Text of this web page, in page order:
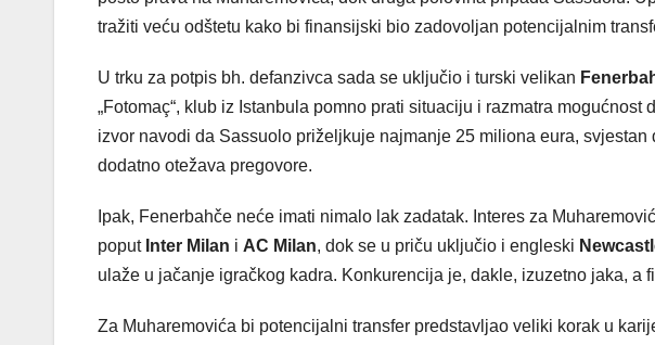
tražiti veću odštetu kako bi finansijski bio zadovoljan potencijalnim
U trku za potpis bh. defanzivca sada se uključio i turski velikan
„Fotomaç“, klub iz Istanbula pomno prati situaciju i razmatra
izvor navodi da Sassuolo priželjkuje najmanje 25 miliona eura,
dodatno otežava pregovore.
Ipak, Fenerbahče neće imati nimalo lak zadatak. Interes za
poput Inter Milan i AC Milan, dok se u priču uključio i engleski
ulaže u jačanje igračkog kadra. Konkurencija je, dakle, izuzetno jaka, a
Za Muharemovića bi potencijalni transfer predstavljao veliki korak u